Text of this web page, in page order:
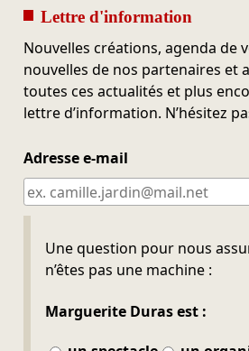
Lettre d'information
Nouvelles créations, agenda de
nouvelles de nos partenaires et
toutes ces actualités et plus
lettre d’information. N’hésitez
Adresse e-mail
Une question pour nous
n’êtes pas une machine :
Marguerite Duras est :
Ne pas remplir